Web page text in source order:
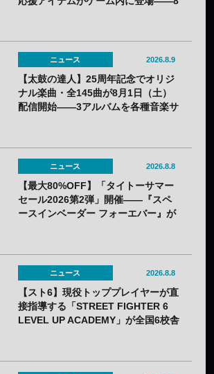
ニュース 2026.8.9
【太鼓の達人】25周年記念でオリジ
ナル楽曲・全145曲が8月1日（土）
配信開始——3アルバムを各種音楽サ
ニュース 2026.8.8
【最大80%OFF】「タイトーサマー
セール2026第2弾」開催——『スペ
ースインベーダー フォーエバー』が
ニュース 2026.8.8
【スト6】現役トッププレイヤーが直
接指導する「STREET FIGHTER 6
LEVEL UP ACADEMY」が全国6校舎